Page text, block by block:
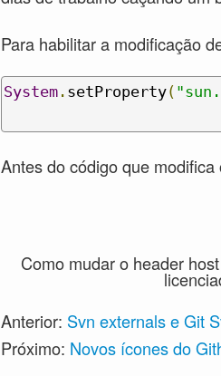
Para habilitar a modificação
System . setProperty(
Antes do código que modifica
Como mudar o header
Anterior: Svn externals e Git
Próximo: Novos ícones do